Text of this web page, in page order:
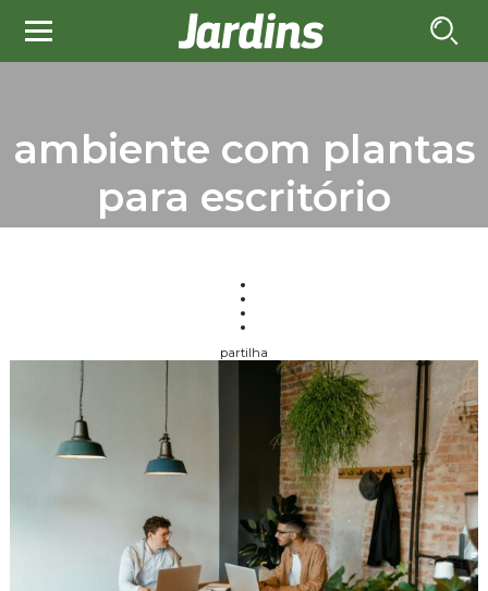
ambiente com plantas
para escritório
partilha